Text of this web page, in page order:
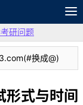
论坛
研问题
换成@)
形式与时间